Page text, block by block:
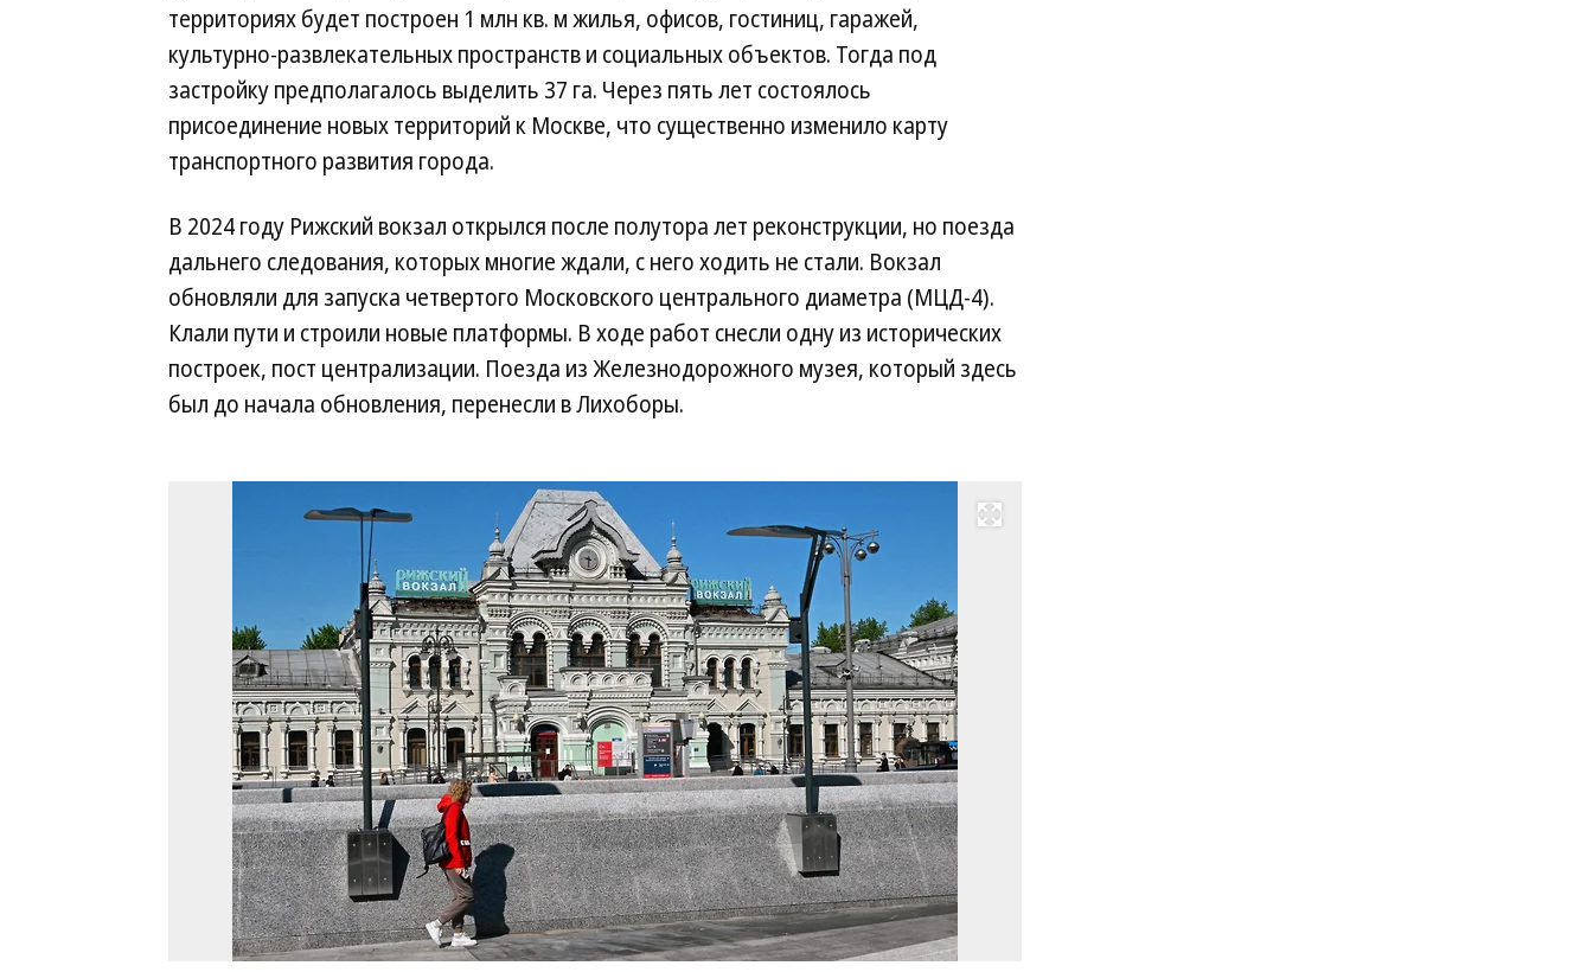
территориях будет построен 1 млн кв. м жилья, офисов, гостиниц, гаражей,
культурно-развлекательных пространств и социальных объектов. Тогда под
застройку предполагалось выделить 37 га. Через пять лет состоялось
присоединение новых территорий к Москве, что существенно изменило карту
транспортного развития города.
В 2024 году Рижский вокзал открылся после полутора лет реконструкции, но поезда
дальнего следования, которых многие ждали, с него ходить не стали. Вокзал
обновляли для запуска четвертого Московского центрального диаметра (МЦД-4).
Клали пути и строили новые платформы. В ходе работ снесли одну из исторических
построек, пост централизации. Поезда из Железнодорожного музея, который здесь
был до начала обновления, перенесли в Лихоборы.
Развернуть на весь экран